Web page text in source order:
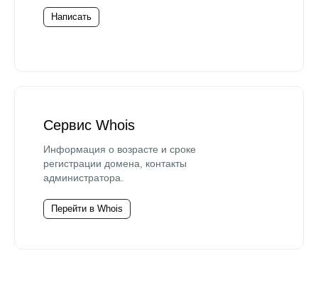
Написать
Сервис Whois
Информация о возрасте и сроке
регистрации домена, контакты
администратора.
Перейти в Whois